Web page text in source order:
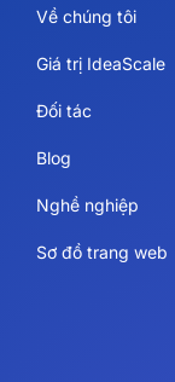
Về chúng tôi
Giá trị IdeaScale
Đối tác
Blog
Nghề nghiệp
Sơ đồ trang web